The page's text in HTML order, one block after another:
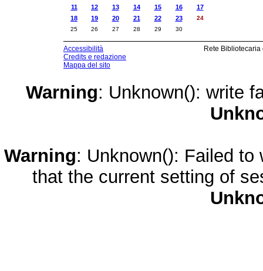
11
12 13 14 15 16
17
18
19 20 21 22 23
24
25
26 27 28 29 30
Accessibilità
Credits e redazione
Mappa del sito
Rete
Warning: Unknown(): write
Warning: Unknown(): Failed
that the current setting of